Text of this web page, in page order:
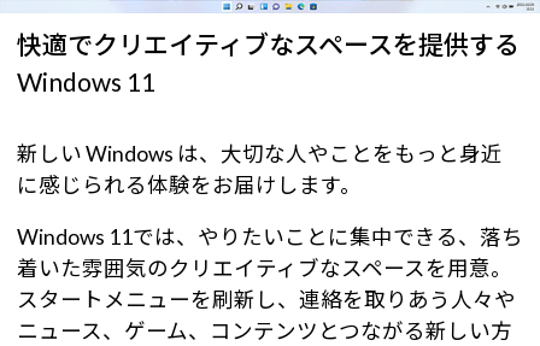
快適でクリエイティブなスペースを提供する
Windows 11
新しい Windows は、大切な人やことをもっと身近
に感じられる体験をお届けします。
Windows 11では、やりたいことに集中できる、落ち
着いた雰囲気のクリエイティブなスペースを用意。
スタートメニューを刷新し、連絡を取りあう人々や
ニュース、ゲーム、コンテンツとつながる新しい方